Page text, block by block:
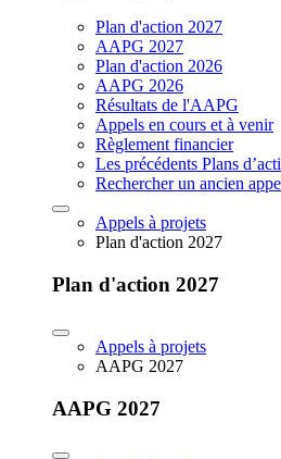
Plan d'action 2027
AAPG 2027
Plan d'action 2026
AAPG 2026
Résultats de l'AAPG
Appels en cours et à venir
Règlement financier
Les précédents Plans
Rechercher un ancien
Appels à projets
Plan d'action 2027
Plan d'action 2027
Appels à projets
AAPG 2027
AAPG 2027